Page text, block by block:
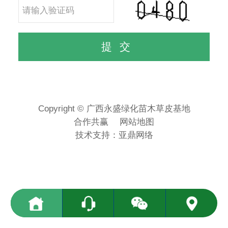
Copyright © 广西永盛绿化苗木草皮基地
合作共赢
网站地图
技术支持： 亚鼎网络